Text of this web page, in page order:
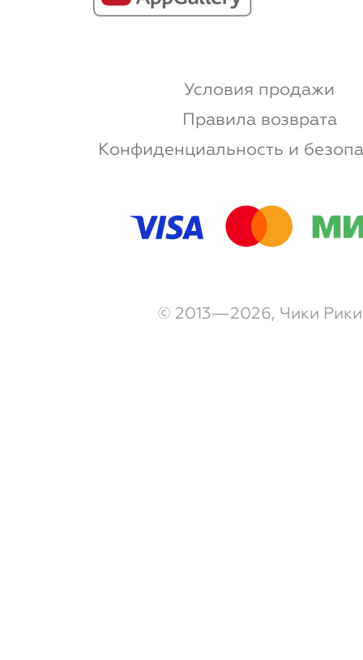
Условия продажи
Правила возврата
Конфиденциальность и
© 2013—2026, Чики Рики